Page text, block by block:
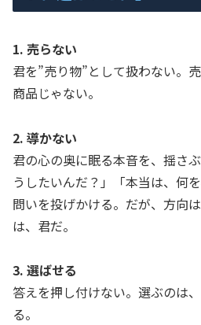
1. 売らない
君を”売り物”として扱わない。
商品じゃない。
2. 導かない
君の心の奥に眠る本音を、揺さ
うしたいんだ？」「本当は、何を
問いを投げかける。だが、方向
は、君だ。
3. 選ばせる
答えを押し付けない。選ぶのは
る。